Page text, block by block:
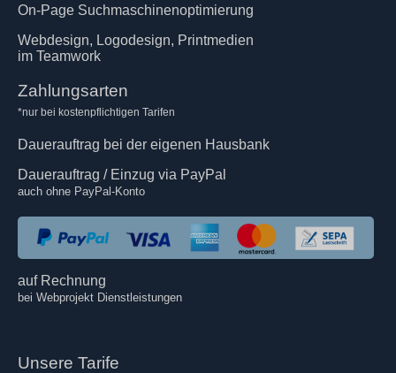
On-Page Suchmaschinenoptimierung
Webdesign, Logodesign, Printmedien
im Teamwork
Zahlungsarten
*nur bei kostenpflichtigen Tarifen
Dauerauftrag bei der eigenen Hausbank
Dauerauftrag / Einzug via PayPal
auch ohne PayPal-Konto
auf Rechnung
bei Webprojekt Dienstleistungen
Unsere Tarife